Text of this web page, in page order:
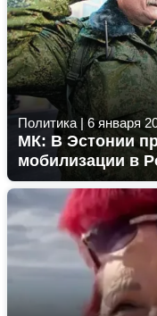
Политика | 6 января
МК: В Эстонии
мобилизации в